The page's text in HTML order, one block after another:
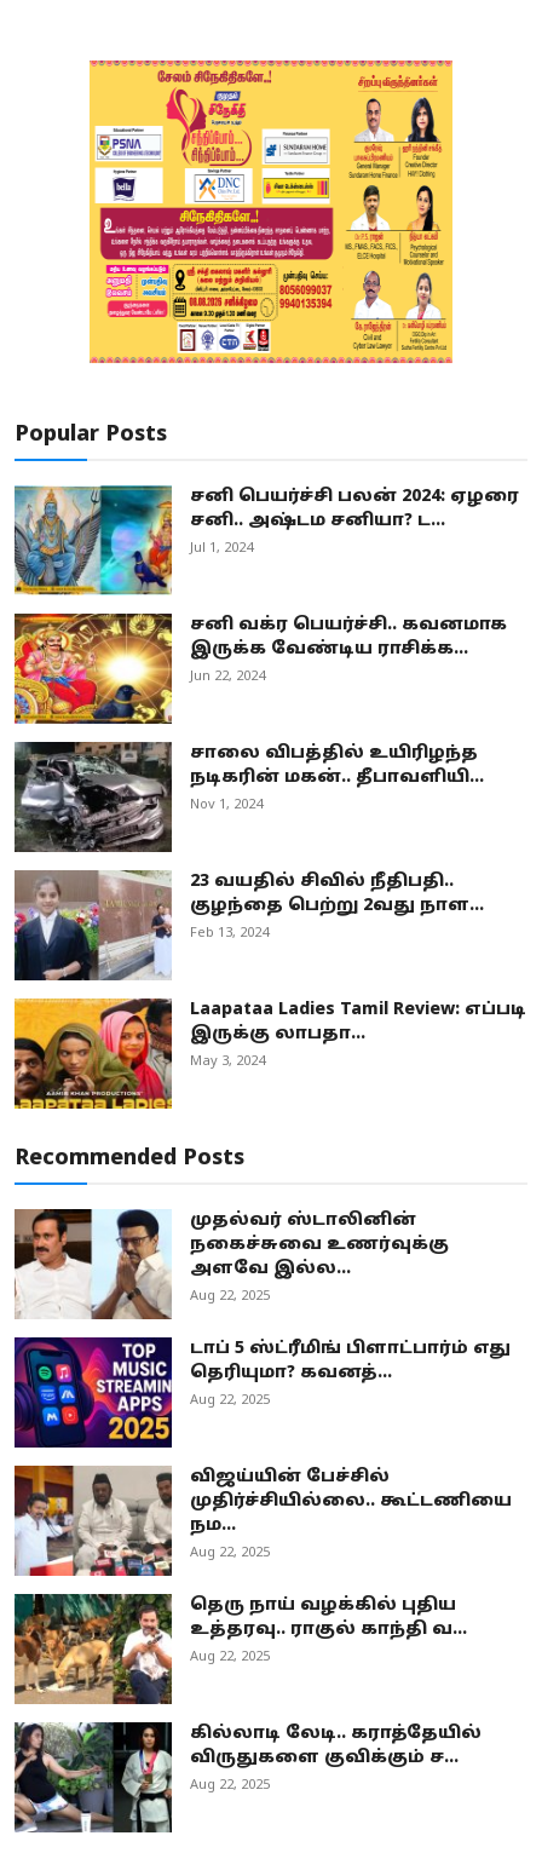
Popular Posts
சனி பெயர்ச்சி பலன் 2024: ஏழரை
சனி.. அஷ்டம சனியா? ட...
Jul 1, 2024
சனி வக்ர பெயர்ச்சி.. கவனமாக
இருக்க வேண்டிய ராசிக்க...
Jun 22, 2024
சாலை விபத்தில் உயிரிழந்த
நடிகரின் மகன்.. தீபாவளியி...
Nov 1, 2024
23 வயதில் சிவில் நீதிபதி..
குழந்தை பெற்று 2வது நாள...
Feb 13, 2024
Laapataa Ladies Tamil Review: எப்படி
இருக்கு லாபதா...
May 3, 2024
Recommended Posts
முதல்வர் ஸ்டாலினின்
நகைச்சுவை உணர்வுக்கு
அளவே இல்ல...
Aug 22, 2025
டாப் 5 ஸ்ட்ரீமிங் பிளாட்பார்ம் எது
தெரியுமா? கவனத்...
Aug 22, 2025
விஜய்யின் பேச்சில்
முதிர்ச்சியில்லை.. கூட்டணியை
நம...
Aug 22, 2025
தெரு நாய் வழக்கில் புதிய
உத்தரவு.. ராகுல் காந்தி வ...
Aug 22, 2025
கில்லாடி லேடி.. கராத்தேயில்
விருதுகளை குவிக்கும் ச...
Aug 22, 2025